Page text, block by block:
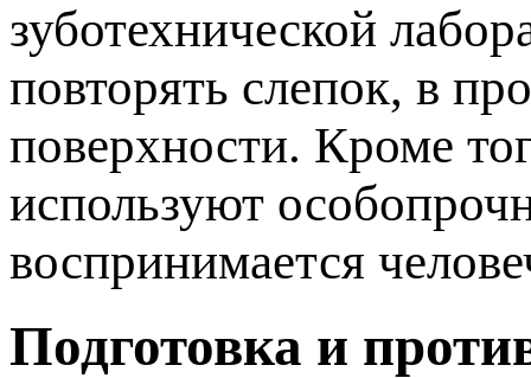
зуботехнической
овторять слепок, в
оверхности. Кроме
используют
оспринимается
Подготовка и